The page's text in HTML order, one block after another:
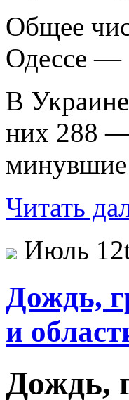
Общее
Одессе —
В
них 288 —
Читать
Июль
Дождь,
и
Дождь,